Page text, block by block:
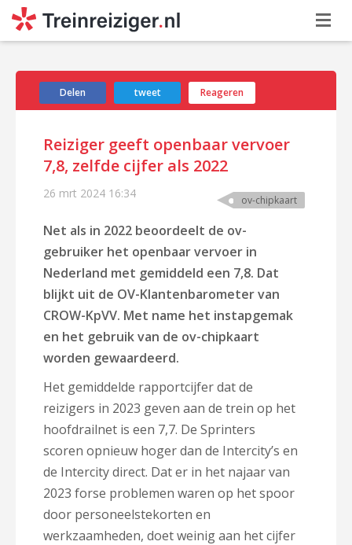
Delen tweet Reageren
Reiziger geeft openbaar vervoer
7,8, zelfde cijfer als 2022
26 mrt 2024 16:34 ov-chipkaart
Net als in 2022 beoordeelt de ov-
gebruiker het openbaar vervoer in
Nederland met gemiddeld een 7,8. Dat
blijkt uit de OV-Klantenbarometer van
CROW-KpVV. Met name het instapgemak
en het gebruik van de ov-chipkaart
worden gewaardeerd.
Het gemiddelde rapportcijfer dat de
reizigers in 2023 geven aan de trein op het
hoofdrailnet is een 7,7. De Sprinters
scoren opnieuw hoger dan de Intercity’s en
de Intercity direct. Dat er in het najaar van
2023 forse problemen waren op het spoor
door personeelstekorten en
werkzaamheden, doet weinig aan het cijfer